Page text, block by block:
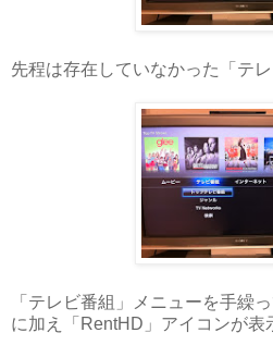
先程は存在していなかった「テレ
「テレビ番組」メニューを手繰
に加え「RentHD」アイコンが表